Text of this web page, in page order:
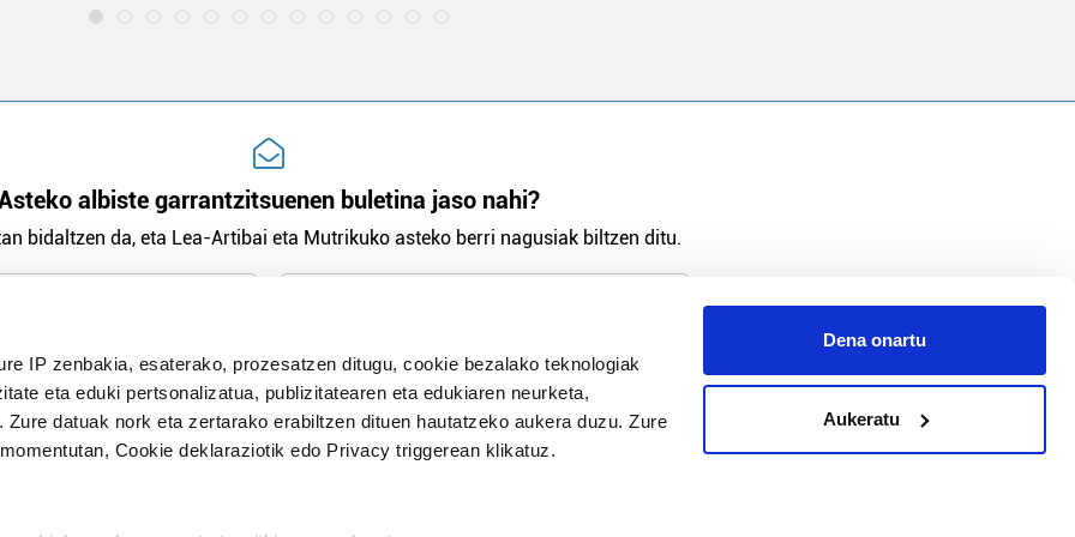
IP zenbakia, esaterako, prozesatzen ditugu, cookie bezalako teknologiak
eta eduki pertsonalizatua, publizitatearen eta edukiaren neurketa,
datuak nork eta zertarako erabiltzen dituen hautatzeko aukera duzu. Zure
Cookie deklaraziotik edo Privacy triggerean klikatuz.
Dena onartu
Aukeratu
albiste garrantzitsuenen buletina jaso nahi?
bidaltzen da, eta Lea-Artibai eta Mutrikuko asteko berri nagusiak biltzen ditu.
Harpidetu